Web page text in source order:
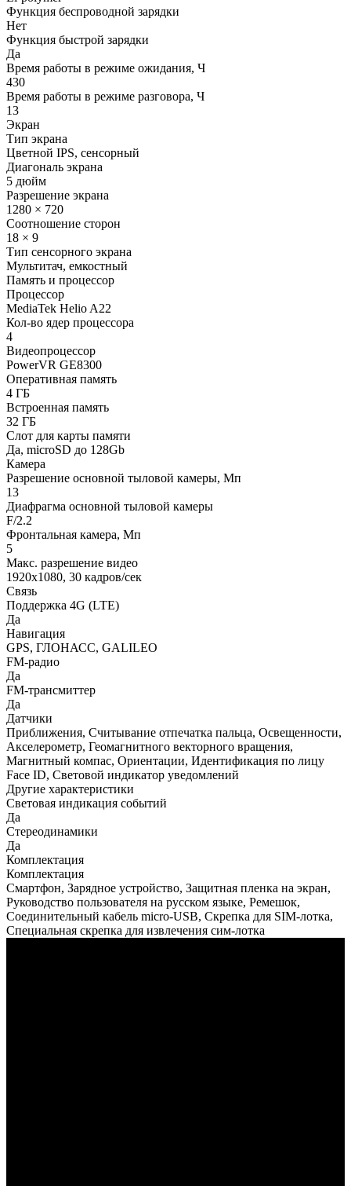
Функция беспроводной зарядки
Нет
Функция быстрой зарядки
Да
Время работы в режиме ожидания, Ч
430
Время работы в режиме разговора, Ч
13
Экран
Тип экрана
Цветной IPS, сенсорный
Диагональ экрана
5 дюйм
Разрешение экрана
1280 × 720
Соотношение сторон
18 × 9
Тип сенсорного экрана
Мультитач, емкостный
Память и процессор
Процессор
MediaTek Helio A22
Кол-во ядер процессора
4
Видеопроцессор
PowerVR GE8300
Оперативная память
4 ГБ
Встроенная память
32 ГБ
Слот для карты памяти
Да, microSD до 128Gb
Камера
Разрешение основной тыловой камеры, Мп
13
Диафрагма основной тыловой камеры
F/2.2
Фронтальная камера, Мп
5
Макс. разрешение видео
1920x1080, 30 кадров/сек
Связь
Поддержка 4G (LTE)
Да
Навигация
GPS, ГЛОНАСС, GALILEO
FM-радио
Да
FM-трансмиттер
Да
Датчики
Приближения, Считывание отпечатка пальца, Освещенности,
Акселерометр, Геомагнитного векторного вращения,
Магнитный компас, Ориентации, Идентификация по лицу
Face ID, Световой индикатор уведомлений
Другие характеристики
Световая индикация событий
Да
Стереодинамики
Да
Комплектация
Комплектация
Смартфон, Зарядное устройство, Защитная пленка на экран,
Руководство пользователя на русском языке, Ремешок,
Соединительный кабель micro-USB, Скрепка для SIM-лотка,
Специальная скрепка для извлечения сим-лотка